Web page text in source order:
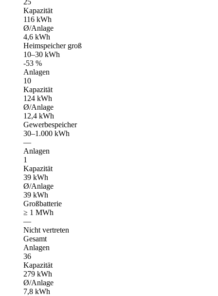
Kapazität
116 kWh
Ø/Anlage
4,6 kWh
Heimspeicher groß
10–30 kWh
-53 %
Anlagen
10
Kapazität
124 kWh
Ø/Anlage
12,4 kWh
Gewerbespeicher
30–1.000 kWh
—
Anlagen
1
Kapazität
39 kWh
Ø/Anlage
39 kWh
Großbatterie
≥ 1 MWh
—
Nicht vertreten
Gesamt
Anlagen
36
Kapazität
279 kWh
Ø/Anlage
7,8 kWh